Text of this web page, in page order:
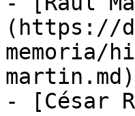
(https://
memoria/
martin.md)
- [César